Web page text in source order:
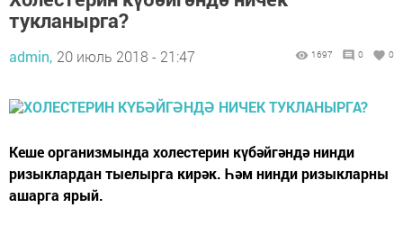
тукланырга?
admin, 20 июль 2018 - 21:47 1697 0 0
Кеше организмында холестерин күбәйгәндә нинди
ризыклардан тыелырга кирәк. Һәм нинди ризыкларны
ашарга ярый.